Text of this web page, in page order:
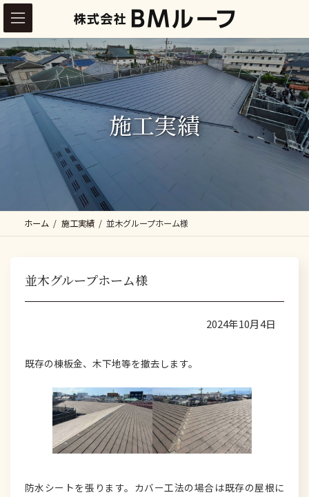
コ
テ
ン
ツ
へ
ナ
ゲ
ー
シ
ョ
施工実績
ホーム 施工実績 並木グループホーム様
並木グループホーム様
2024年10月4日
既存の棟板金、木下地等を撤去します。
防水シートを張ります。カバー工法の場合は既存の屋根に